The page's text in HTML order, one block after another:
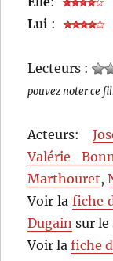
Lui :
Lecteurs :
pouvez noter ce
Acteurs:
Valérie
Marthouret,
Voir lafiche
Dugain sur le
Voir lafiche